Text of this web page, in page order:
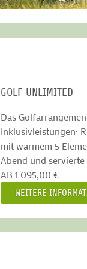
GOLF UNLIMITED
Das
Inklusivleistungen:
mit warmem 5
Abend und servierte
AB 1.095,00 €
WEITERE